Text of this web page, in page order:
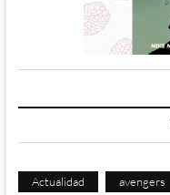
Actualidad avengers